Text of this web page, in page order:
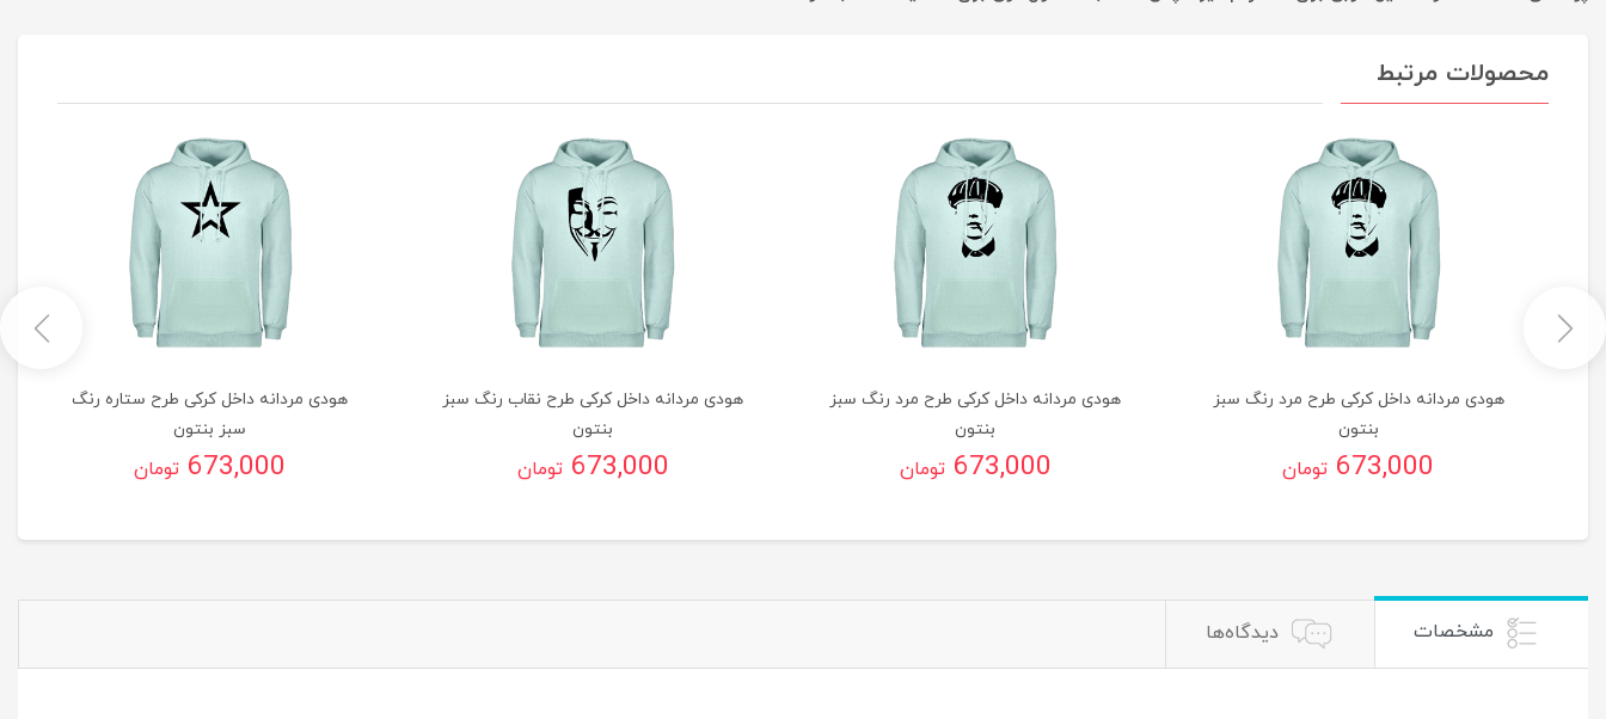
محصولات مرتبط
هودی مردانه داخل کرکی طرح مرد رنگ سبز
بنتون
673,000 تومان
هودی مردانه داخل کرکی طرح مرد رنگ سبز
بنتون
673,000 تومان
هودی مردانه داخل کرکی طرح نقاب رنگ سبز
بنتون
673,000 تومان
هودی مردانه داخل کرکی طرح ستاره رنگ
سبز بنتون
673,000 تومان
مشخصات دیدگاه‌ها